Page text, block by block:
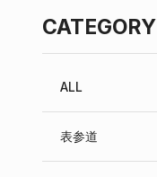
CATEGORY
ALL
表参道